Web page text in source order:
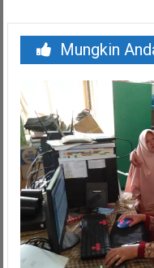
Mungkin